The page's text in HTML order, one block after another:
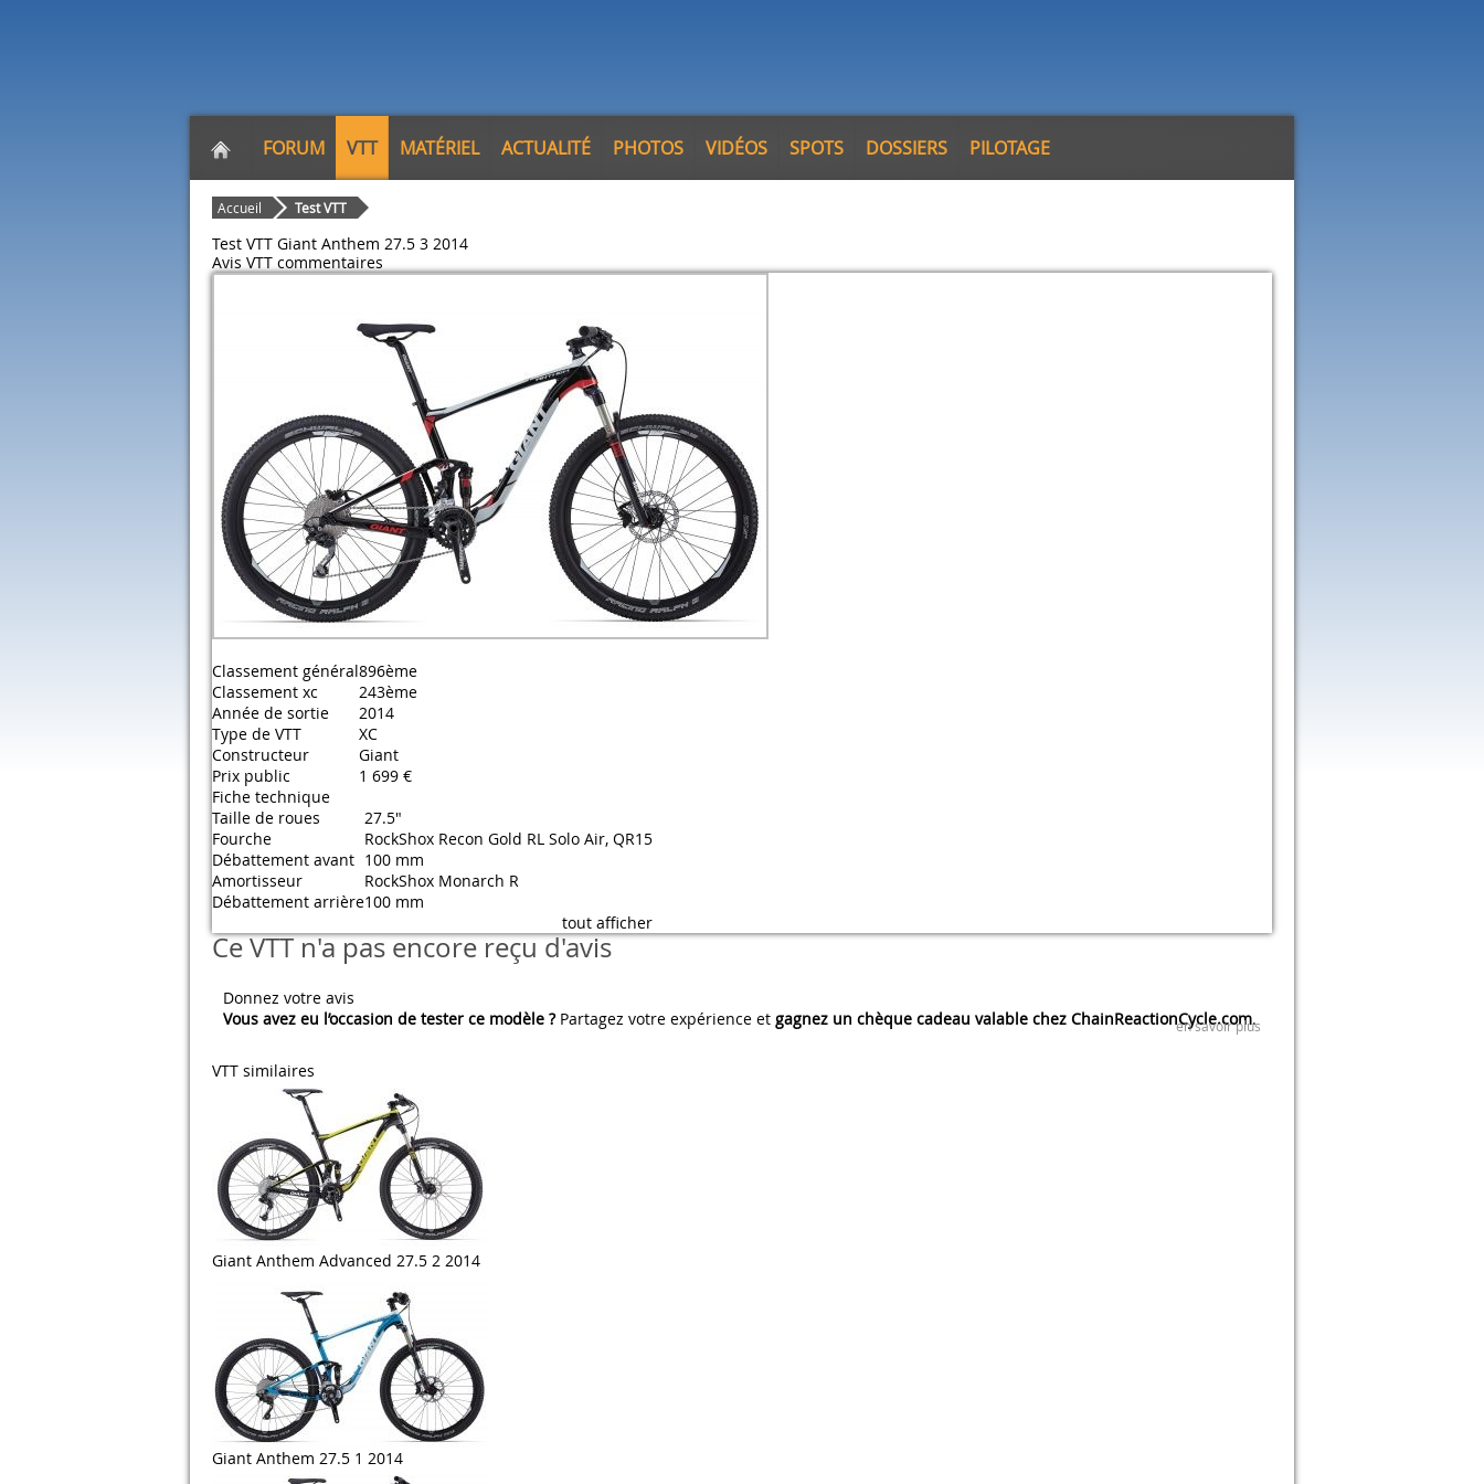
FORUM VTT MATÉRIEL ACTUALITÉ PHOTOS VIDÉOS SPOTS DOSSIERS PILOTAGE
Accueil Test VTT
Test VTT Giant Anthem 27.5 3 2014
Avis VTT commentaires
Classement général896ème
Classement xc
243ème
Année de sortie
2014
Type de VTT
XC
Constructeur
Giant
Prix public
1 699 €
Fiche technique
Taille de roues
27.5"
Fourche
RockShox Recon Gold RL Solo Air, QR15
Débattement avant 100 mm
Amortisseur
RockShox Monarch R
Débattement arrière100 mm
tout afficher
Ce VTT n'a pas encore reçu d'avis
Donnez votre avis
Vous avez eu l’occasion de tester ce modèle ?Partagez votre expérience et gagnez un chèque cadeau valable chez ChainReactionCycle.com.
en savoir plus
VTT similaires
Giant Anthem Advanced 27.5 2 2014
Giant Anthem 27.5 1 2014